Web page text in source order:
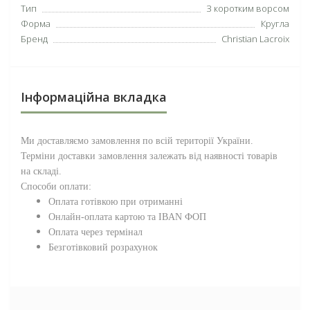
Тип
З коротким ворсом
Форма
Кругла
Бренд
Christian Lacroix
Інформаційна вкладка
Ми доставляємо замовлення по всій території України.
Терміни доставки замовлення залежать від наявності товарів
на складі.
Способи оплати:
Оплата готівкою при отриманні
Онлайн-оплата картою та IBAN ФОП
Оплата через термінал
Безготівковий розрахунок